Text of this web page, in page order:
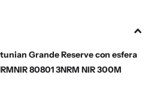
Grande Reserve con esfera
80801 3NRM NIR 300M